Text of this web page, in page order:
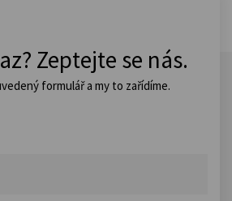
Zeptejte se nás.
formulář a my to zařídíme.